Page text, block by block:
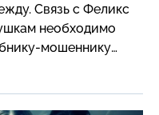
Связь с Феликс
необходимо
мошеннику
миром…